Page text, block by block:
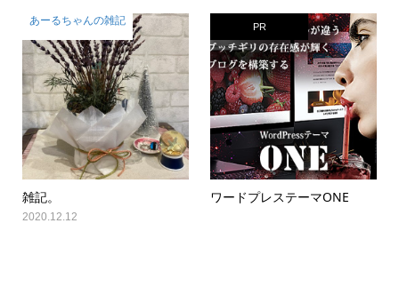
あーるちゃんの雑記
雑記。
2020.12.12
PR
ワードプレステーマONE